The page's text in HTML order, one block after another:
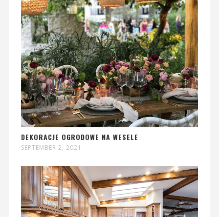
DEKORACJE OGRODOWE NA WESELE
SEPTEMBER 2, 2021